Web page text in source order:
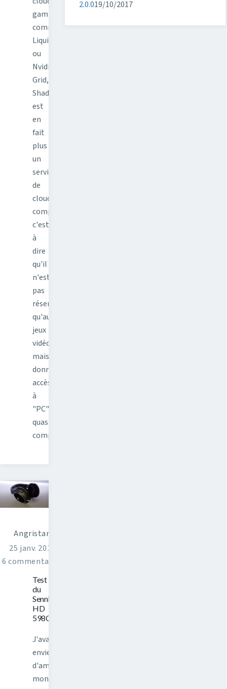
gaming
comme
LiquidSky
ou
Nvidia
Grid,
Shadow
est
en
fait
plus
un
service
de
cloud
computing,
c'est
à
dire
qu'il
n'est
pas
réservé
qu'aux
jeux
vidéos
mais
donne
accès
à
"PC"
quasi-
complet…
Angristan
25 janv. 2017
6 commentaires
Test
du
Sennheiser
HD
598Cs
J'avais
envie
d'améliorer
mon
2.0.019/10/2017